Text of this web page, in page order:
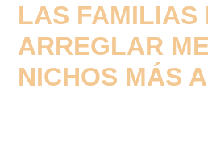
LAS FAMILIAS
ARREGLAR
NICHOS MÁS